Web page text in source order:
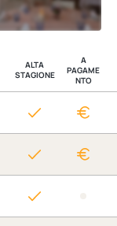
ALTA
STAGIONE
A
PAGAME
NTO